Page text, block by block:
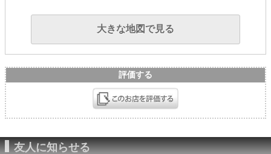
大きな地図で見る
評価する
友人に知らせる